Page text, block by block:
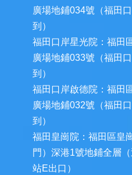
廣場地鋪034號（福田
到）
福田口岸星光院：福田
廣場地鋪033號（福田
到）
福田口岸啟德院：福田
廣場地鋪032號（福田
到）
福田皇崗院：福田區皇
門）深港1號地鋪全層
站E出口）